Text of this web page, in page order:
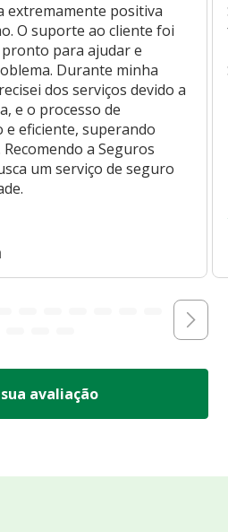
extremamente positiva
O suporte ao cliente foi
para ajudar e
Durante minha
dos serviços devido a
e o processo de
eficiente, superando
a Seguros
um serviço de seguro
avaliação